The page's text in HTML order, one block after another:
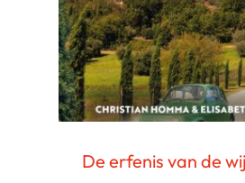
De erfenis van de